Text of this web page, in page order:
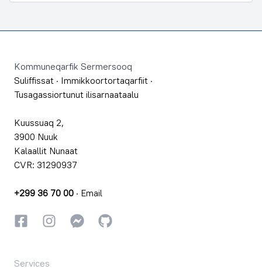
Kommuneqarfik Sermersooq
Suliffissat · Immikkoortortaqarfiit ·
Tusagassiortunut ilisarnaataalu
Kuussuaq 2,
3900 Nuuk
Kalaallit Nunaat
CVR: 31290937
+299 36 70 00 · Email
FacebookkiInstagrammiInstagrammi
GitHub
Services